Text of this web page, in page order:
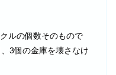
ルの個数そのもので
3個の金庫を壊さなけ